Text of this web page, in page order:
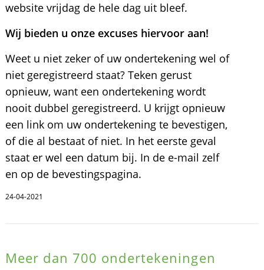
website vrijdag de hele dag uit bleef.
Wij bieden u onze excuses hiervoor aan!
Weet u niet zeker of uw ondertekening wel of
niet geregistreerd staat? Teken gerust
opnieuw, want een ondertekening wordt
nooit dubbel geregistreerd. U krijgt opnieuw
een link om uw ondertekening te bevestigen,
of die al bestaat of niet. In het eerste geval
staat er wel een datum bij. In de e-mail zelf
en op de bevestingspagina.
24-04-2021
Meer dan 700 ondertekeningen